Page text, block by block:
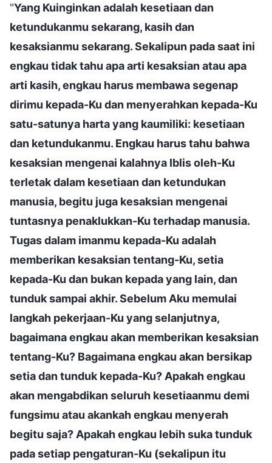
"Yang Kuinginkan adalah kesetiaan dan
ketundukanmu sekarang, kasih dan
kesaksianmu sekarang. Sekalipun pada saat ini
engkau tidak tahu apa arti kesaksian atau apa
arti kasih, engkau harus membawa segenap
dirimu kepada-Ku dan menyerahkan kepada-Ku
satu-satunya harta yang kaumiliki: kesetiaan
dan ketundukanmu. Engkau harus tahu bahwa
kesaksian mengenai kalahnya Iblis oleh-Ku
terletak dalam kesetiaan dan ketundukan
manusia, begitu juga kesaksian mengenai
tuntasnya penaklukkan-Ku terhadap manusia.
Tugas dalam imanmu kepada-Ku adalah
memberikan kesaksian tentang-Ku, setia
kepada-Ku dan bukan kepada yang lain, dan
tunduk sampai akhir. Sebelum Aku memulai
langkah pekerjaan-Ku yang selanjutnya,
bagaimana engkau akan memberikan kesaksian
tentang-Ku? Bagaimana engkau akan bersikap
setia dan tunduk kepada-Ku? Apakah engkau
akan mengabdikan seluruh kesetiaanmu demi
fungsimu atau akankah engkau menyerah
begitu saja? Apakah engkau lebih suka tunduk
pada setiap pengaturan-Ku (sekalipun itu